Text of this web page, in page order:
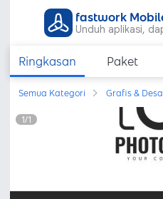
fastwork
Unduh aplikasi,
Ringkasan Paket
Semua Kategori Grafis &
1/1